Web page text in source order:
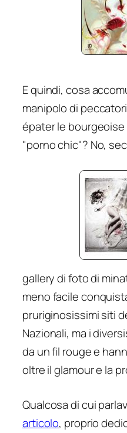
E quindi, cosa
manipolo di
épater le bourgeoise
"porno chic"? No,
gallery di foto di
meno facile
pruriginosissimi siti
Nazionali, ma i
da un fil rouge e
oltre il glamour e la
Qualcosa di cui
articolo, proprio